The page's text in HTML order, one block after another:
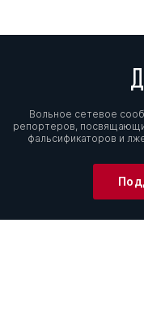
Вольное сетевое
репортеров,
фальсификаторов и